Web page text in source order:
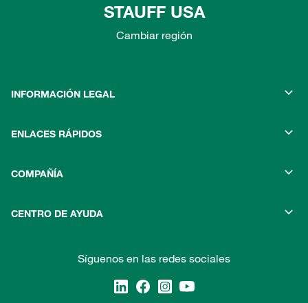
STAUFF USA
Cambiar región
INFORMACIÓN LEGAL
ENLACES RÁPIDOS
COMPAÑÍA
CENTRO DE AYUDA
Síguenos en las redes sociales